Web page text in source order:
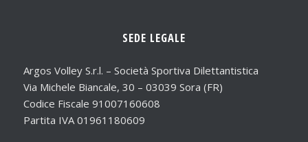
SEDE LEGALE
Argos Volley S.r.l. – Società Sportiva Dilettantistica
Via Michele Biancale, 30 – 03039 Sora (FR)
Codice Fiscale 91007160608
Partita IVA 01961180609